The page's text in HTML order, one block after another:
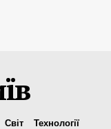
Світ
Технології